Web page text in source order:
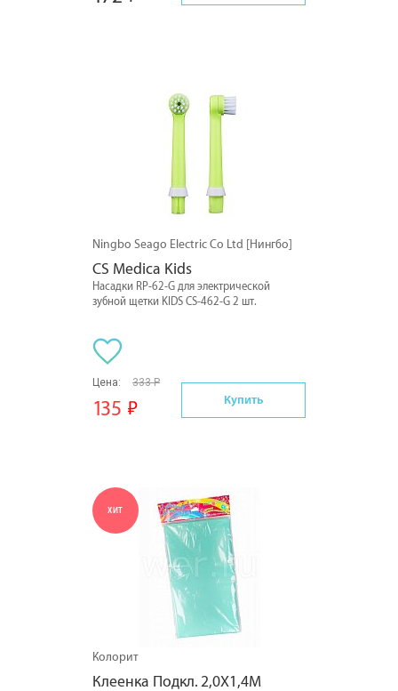
Ningbo Seago Electric Co Ltd [Нингбо]
CS Medica Kids
Насадки RP-62-G для электрической
зубной щетки KIDS CS-462-G 2 шт.
Цена: 333 Р
135 Купить
ХИТ
Колорит
Клеенка Подкл. 2,0Х1,4М